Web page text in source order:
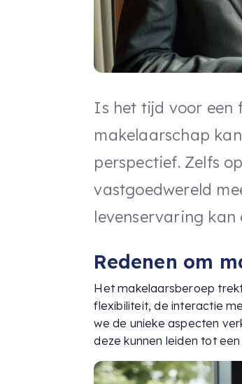
Is het tijd voor een
makelaarschap
perspectief. Zelfs
vastgoedwereld
levenservaring kan
Redenen om
Het makelaarsberoep
flexibiliteit, de interactie
we de unieke aspecten
deze kunnen leiden tot